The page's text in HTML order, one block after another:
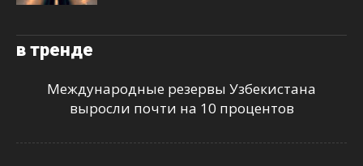
в тренде
Международные резервы Узбекистана
выросли почти на 10 процентов